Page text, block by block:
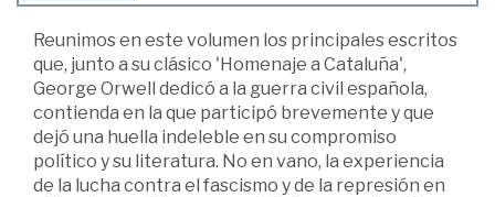
Reunimos en este volumen los principales escritos
que, junto a su clásico 'Homenaje a Cataluña',
George Orwell dedicó a la guerra civil española,
contienda en la que participó brevemente y que
dejó una huella indeleble en su compromiso
político y su literatura. No en vano, la experiencia
de la lucha contra el fascismo y de la represión en